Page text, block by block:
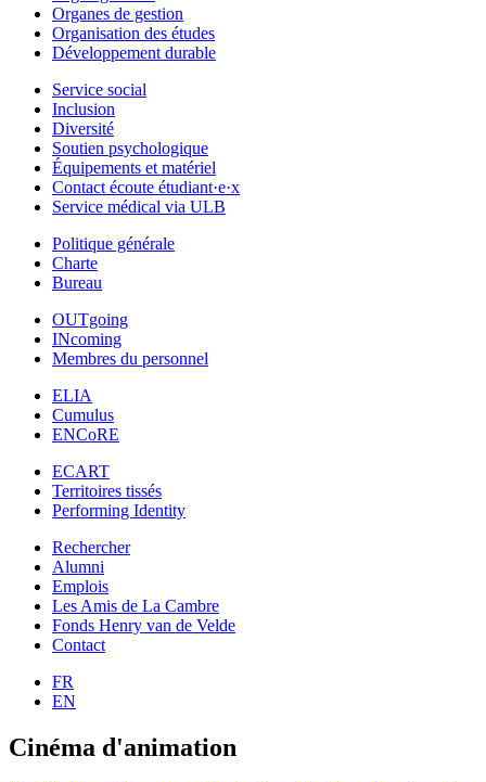
Organes de gestion
Organisation des études
Développement durable
Service social
Inclusion
Diversité
Soutien psychologique
Équipements et matériel
Contact écoute étudiant·e·x
Service médical via ULB
Politique générale
Charte
Bureau
OUTgoing
INcoming
Membres du personnel
ELIA
Cumulus
ENCoRE
ECART
Territoires tissés
Performing Identity
Rechercher
Alumni
Emplois
Les Amis de La Cambre
Fonds Henry van de Velde
Contact
FR
EN
Cinéma d'animation